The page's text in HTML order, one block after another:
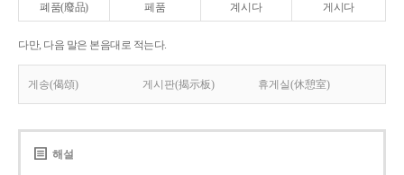
폐품(廢品) 페품 계시다 게시다
다만, 다음 말은 본음대로 적는다.
게송(偈頌) 게시판(揭示板) 휴게실(休憩室)
해설